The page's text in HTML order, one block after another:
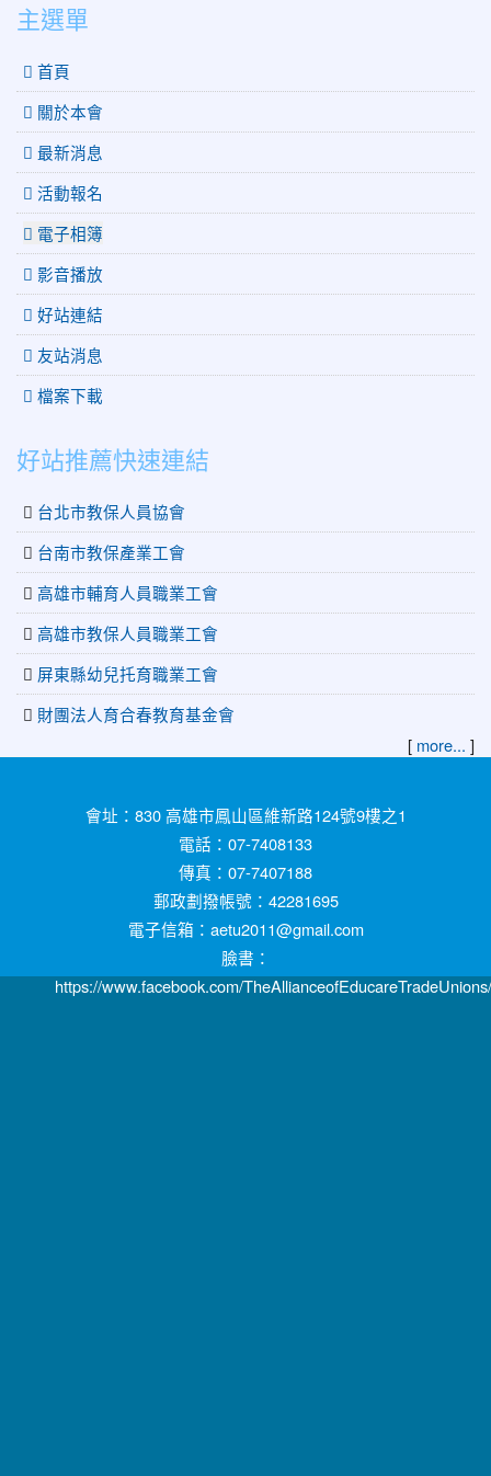
主選單
 首頁
關於本會
最新消息
活動報名
電子相簿
影音播放
好站連結
友站消息
檔案下載
好站推薦快速連結
台北市教保人員協會
台南市教保產業工會
高雄市輔育人員職業工會
高雄市教保人員職業工會
屏東縣幼兒托育職業工會
財團法人育合春教育基金會
[ more... ]
會址：830 高雄市鳳山區維新路124號9樓之1
電話：07-7408133
傳真：07-7407188
郵政劃撥帳號：42281695
電子信箱：aetu2011@gmail.com
臉書：
https://www.facebook.com/TheAllianceofEducareTradeUnions/